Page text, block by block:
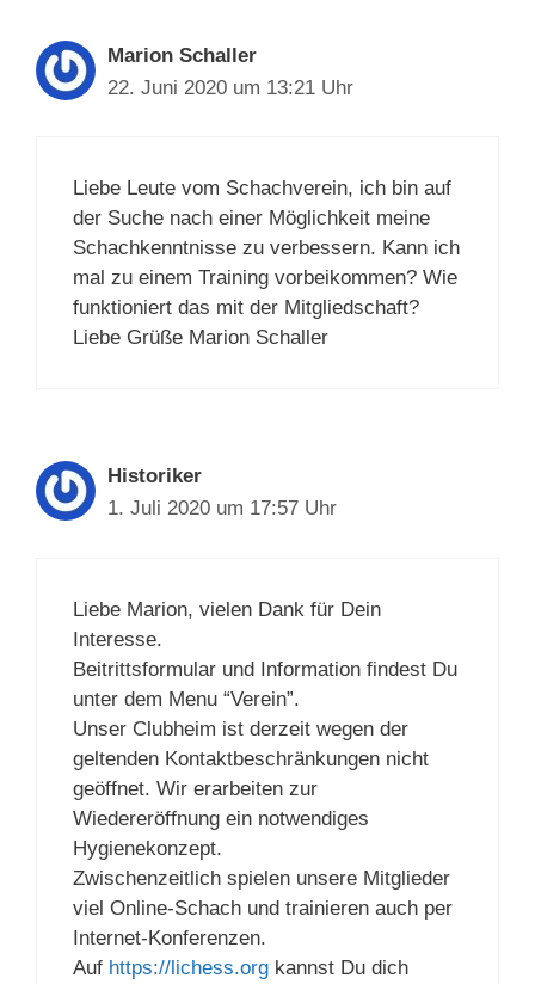
Marion Schaller
22. Juni 2020 um 13:21 Uhr
Liebe Leute vom Schachverein, ich bin auf
der Suche nach einer Möglichkeit meine
Schachkenntnisse zu verbessern. Kann ich
mal zu einem Training vorbeikommen? Wie
funktioniert das mit der Mitgliedschaft?
Liebe Grüße Marion Schaller
Historiker
1. Juli 2020 um 17:57 Uhr
Liebe Marion, vielen Dank für Dein
Interesse.
Beitrittsformular und Information findest Du
unter dem Menu “Verein”.
Unser Clubheim ist derzeit wegen der
geltenden Kontaktbeschränkungen nicht
geöffnet. Wir erarbeiten zur
Wiedereröffnung ein notwendiges
Hygienekonzept.
Zwischenzeitlich spielen unsere Mitglieder
viel Online-Schach und trainieren auch per
Internet-Konferenzen.
Auf https://lichess.org kannst Du dich